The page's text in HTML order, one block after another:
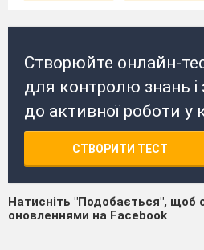
Створюйте онлайн-
для контролю знань і
до активної роботи у
СТВОРИТИ ТЕСТ
Натисніть "Подобається", щоб
оновленнями на Facebook